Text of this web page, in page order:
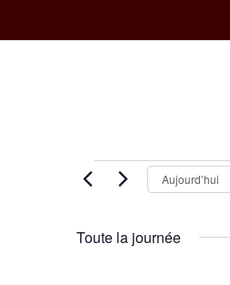
18
Aujourd’hui
Toute la journée